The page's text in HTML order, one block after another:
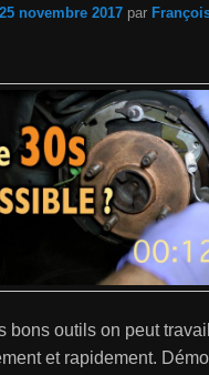
25 novembre 2017 par
bons outils on peut
et rapidement.